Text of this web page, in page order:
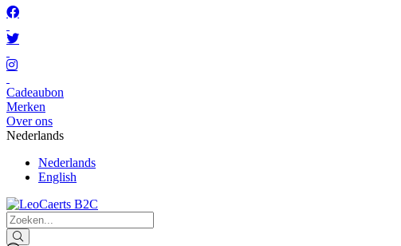
Cadeaubon
Merken
Over ons
Nederlands
Nederlands
English